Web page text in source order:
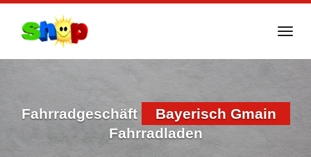
Fahrradgeschäft
Bayerisch Gmain
Fahrradladen